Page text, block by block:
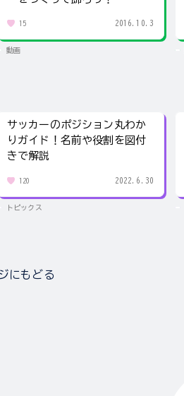
15 2016.10.3
動画
サッカーのポジション丸わか
りガイド！名前や役割を図付
きで解説
120 2022.6.30
トピックス
にもどる